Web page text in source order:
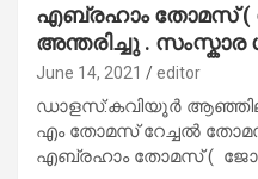
എബ്രഹാം തോമസ് (
അന്തരിച്ചു .
June 14, 2021 editor
ഡാളസ്:കവിയൂർ
എം തോമസ് റേച്ചൽ
എബ്രഹാം തോമസ് (